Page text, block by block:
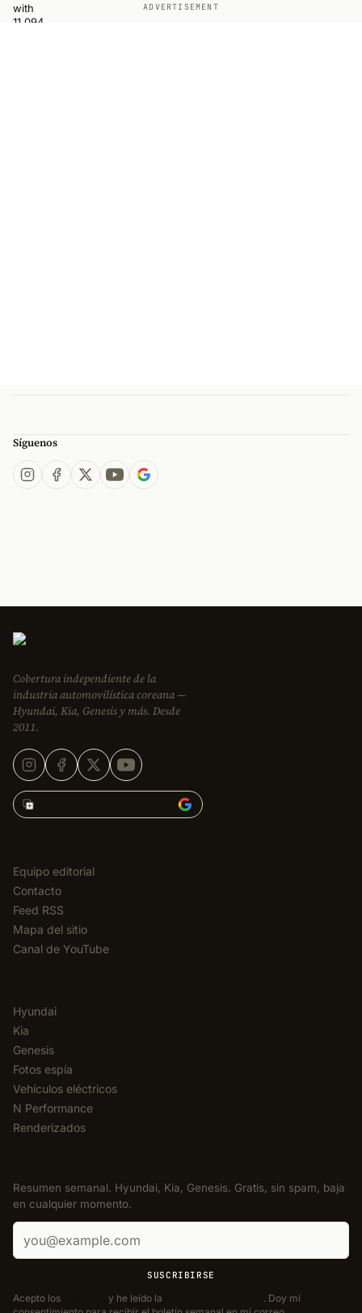
ADVERTISEMENT
Síguenos
Cobertura independiente de la
industria automovilística coreana —
Hyundai, Kia, Genesis y más. Desde
2011.
Agregar Korean Car Blog en
Equipo editorial
Contacto
Feed RSS
Mapa del sitio
Canal de YouTube
Hyundai
Kia
Genesis
Fotos espía
Vehículos eléctricos
N Performance
Renderizados
Resumen semanal. Hyundai, Kia, Genesis. Gratis, sin spam, baja
en cualquier momento.
Correo electrónico
SUSCRIBIRSE
Acepto los y he leído la
. Doy mi